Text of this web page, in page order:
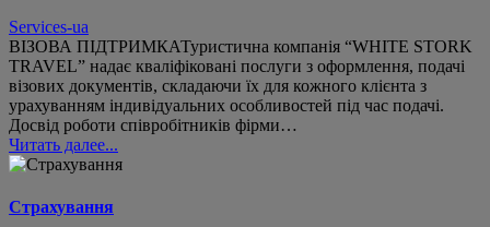
Services-ua
ВІЗОВА ПІДТРИМКАТуристична компанія “WHITE STORK
TRAVEL” надає кваліфіковані послуги з оформлення, подачі
візових документів, складаючи їх для кожного клієнта з
урахуванням індивідуальних особливостей під час подачі.
Досвід роботи співробітників фірми…
Читать далее...
Страхування